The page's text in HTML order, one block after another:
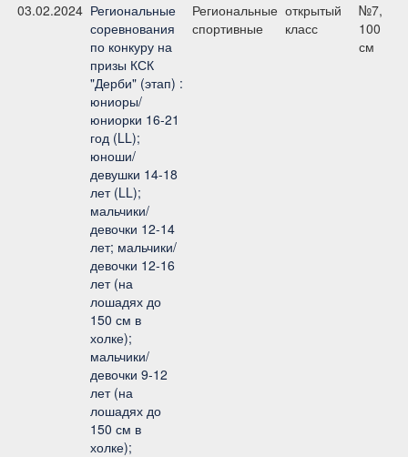
03.02.2024 Региональные
соревнования
по конкуру на
призы КСК
"Дерби" (этап) :
юниоры/
юниорки 16-21
год (LL);
юноши/
девушки 14-18
лет (LL);
мальчики/
девочки 12-14
лет; мальчики/
девочки 12-16
лет (на
лошадях до
150 см в
холке);
мальчики/
девочки 9-12
лет (на
лошадях до
150 см в
холке);
Региональные
спортивные
открытый
класс
№7,
100
см